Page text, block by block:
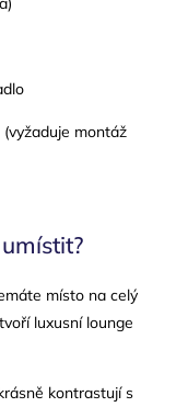
montáž
místo na celý
luxusní lounge
kontrastují s